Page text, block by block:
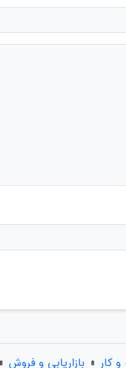
کار » بازاریابی و فروش »